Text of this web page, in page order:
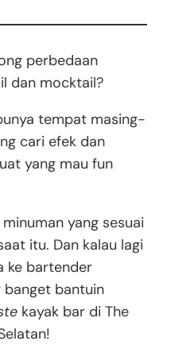
perbedaan
dan mocktail?
tempat masing-
cari efek dan
yang mau fun
yang sesuai
itu. Dan kalau lagi
ke bartender
banget bantuin
kayak bar di The